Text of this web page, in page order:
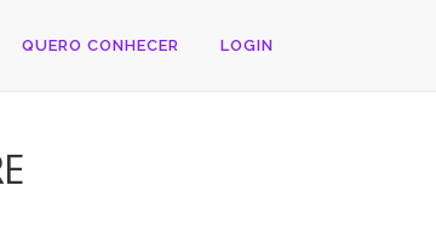
QUERO CONHECER LOGIN